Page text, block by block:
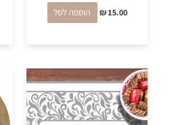
₪15.00 הוספה לסל